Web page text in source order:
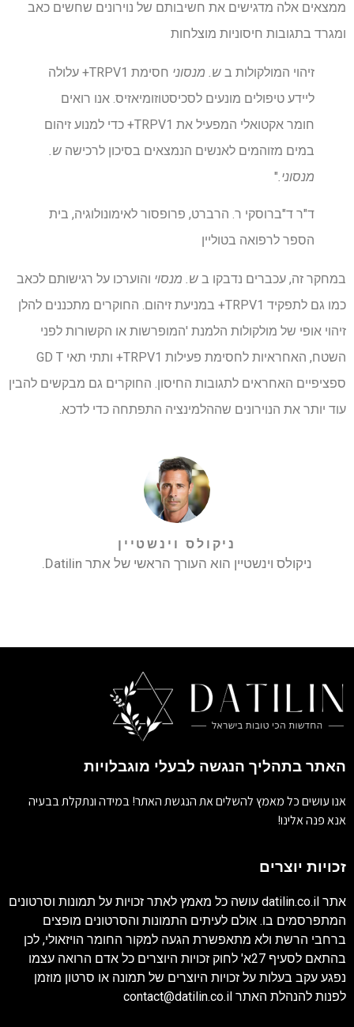
ממצאים אלה מדגישים את חשיבותם של נוירונים שחשים כאב
ומגרד בתגובות חיסוניות מוצלחות
זיהוי המולקולות ב ש. מנסוני
חסימת TRPV1+ עלולה
ליידע טיפולים מונעים לסכיסטוזומיאזיס. אנו רואים
חומר אקטואלי המפעיל את TRPV1+ כדי למנוע זיהום
במים מזוהמים לאנשים הנמצאים בסיכון לרכישה ש.
מנסוני."
ד"ר ד"ברוסקי ר. הרברט, פרופסור לאימונולוגיה, בית
הספר לרפואה בטוליין
במחקר זה, עכברים נדבקו ב ש. מנסוי והוערכו על רגישותם לכאב
כמו גם לתפקיד TRPV1+ במניעת זיהום. החוקרים מתכננים להלן
זיהוי אופי של מולקולות הלמנת 'המופרשות או הקשורות לפני
השטח, האחראיות לחסימת פעילות TRPV1+ ותתי תאי GD T
ספציפיים האחראים לתגובות החיסון. החוקרים גם מבקשים להבין
עוד יותר את הנוירונים שההלמינציה התפתחה כדי לדכא.
ניקולס וינשטיין
ניקולס וינשטיין הוא העורך הראשי של אתר Datilin.
האתר בתהליך הנגשה לבעלי מוגבלויות
אנו עושים כל מאמץ להשלים את הנגשת האתר! במידה ונתקלת בבעיה
אנא פנה אלינו!
זכויות יוצרים
אתר datilin.co.il עושה כל מאמץ לאתר זכויות על תמונות וסרטונים
המתפרסמים בו. אולם לעיתים התמונות והסרטונים מופצים
ברחבי הרשת ולא מתאפשרת הגעה למקור החומר הויזאולי, לכן
בהתאם לסעיף 27א' לחוק זכויות היוצרים כל אדם הרואה עצמו
נפגע עקב בעלות על זכויות היוצרים של תמונה או סרטון מוזמן
לפנות להנהלת האתר contact@datilin.co.il